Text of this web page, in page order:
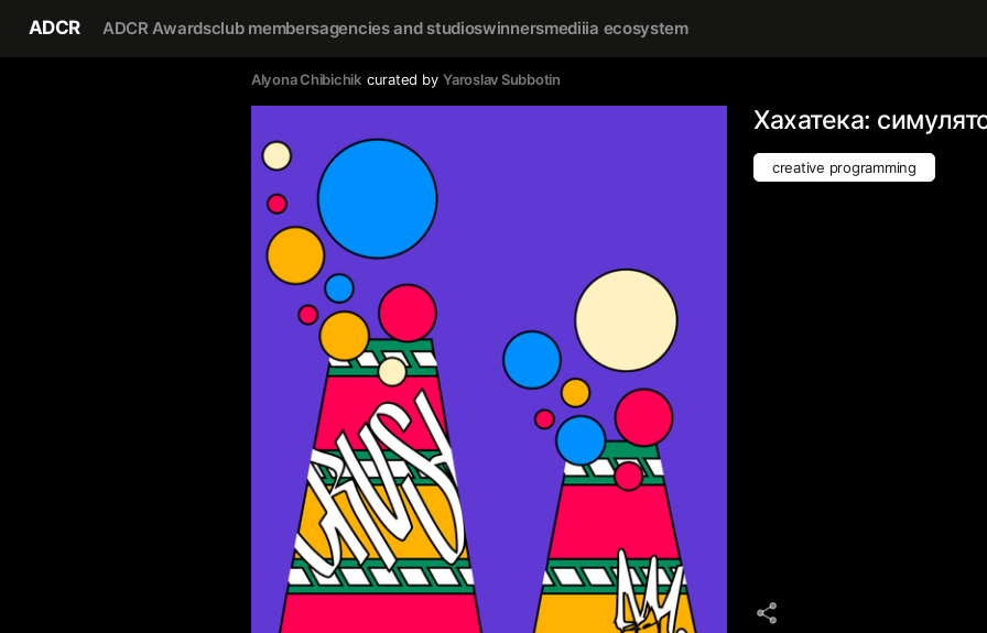
ADCR ADCR Awardsclub membersagencies and studioswinnersmediiia ecosystem
Alyona Chibichik curated by Yaroslav Subbotin
Хахатека:
creative programming